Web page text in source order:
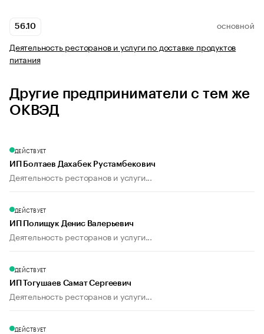
56.10 ОСНОВНОЙ
Деятельность ресторанов и услуги по доставке продуктов
питания
Другие предприниматели с тем же
ОКВЭД
ДЕЙСТВУЕТ
ИП Болтаев Дахабек Рустамбекович
Деятельность ресторанов и услуги...
ДЕЙСТВУЕТ
ИП Полищук Денис Валерьевич
Деятельность ресторанов и услуги...
ДЕЙСТВУЕТ
ИП Тогушаев Самат Сергеевич
Деятельность ресторанов и услуги...
ДЕЙСТВУЕТ